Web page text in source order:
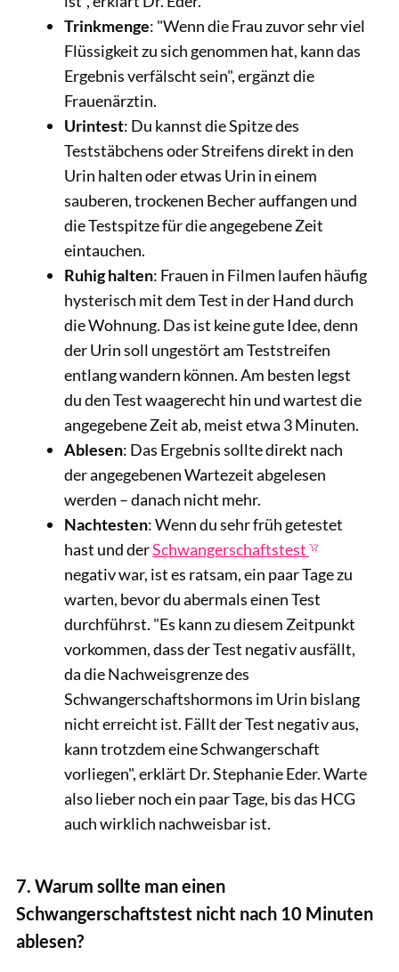
Trinkmenge: "Wenn die Frau zuvor sehr viel
Flüssigkeit zu sich genommen hat, kann das
Ergebnis verfälscht sein", ergänzt die
Frauenärztin.
Urintest: Du kannst die Spitze des
Teststäbchens oder Streifens direkt in den
Urin halten oder etwas Urin in einem
sauberen, trockenen Becher auffangen und
die Testspitze für die angegebene Zeit
eintauchen.
Ruhig halten: Frauen in Filmen laufen häufig
hysterisch mit dem Test in der Hand durch
die Wohnung. Das ist keine gute Idee, denn
der Urin soll ungestört am Teststreifen
entlang wandern können. Am besten legst
du den Test waagerecht hin und wartest die
angegebene Zeit ab, meist etwa 3 Minuten.
Ablesen: Das Ergebnis sollte direkt nach
der angegebenen Wartezeit abgelesen
werden – danach nicht mehr.
Nachtesten: Wenn du sehr früh getestet
hast und derSchwangerschaftstest
negativ war, ist es ratsam, ein paar Tage zu
warten, bevor du abermals einen Test
durchführst. "Es kann zu diesem Zeitpunkt
vorkommen, dass der Test negativ ausfällt,
da die Nachweisgrenze des
Schwangerschaftshormons im Urin bislang
nicht erreicht ist. Fällt der Test negativ aus,
kann trotzdem eine Schwangerschaft
vorliegen", erklärt Dr. Stephanie Eder. Warte
also lieber noch ein paar Tage, bis das HCG
auch wirklich nachweisbar ist.
7. Warum sollte man einen
Schwangerschaftstest nicht nach 10 Minuten
ablesen?